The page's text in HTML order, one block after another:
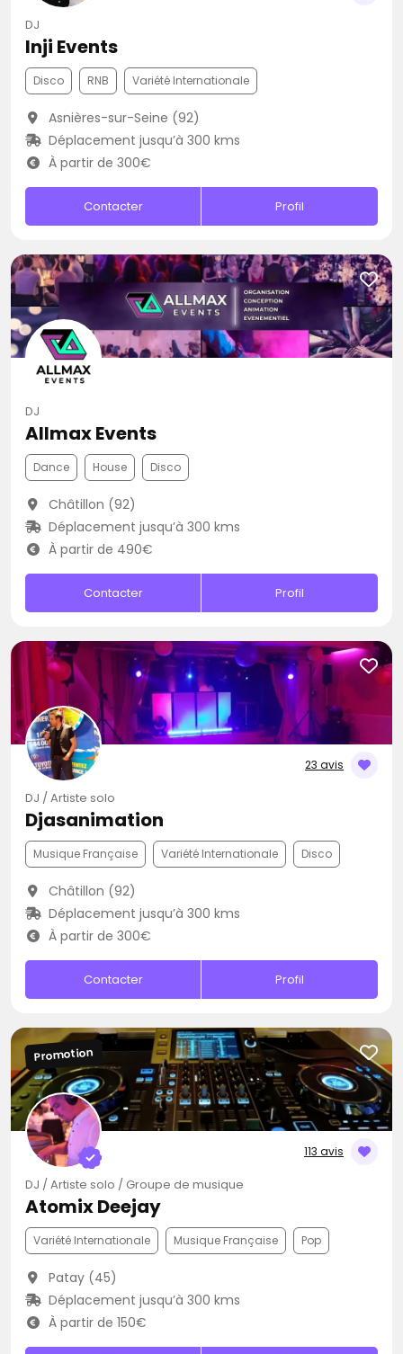
DJ
Inji Events
Disco RNB Variété Internationale
Asnières-sur-Seine (92)
Déplacement jusqu’à 300 kms
À partir de 300€
Contacter Profil
DJ
Allmax Events
Dance House Disco
Châtillon (92)
Déplacement jusqu’à 300 kms
À partir de 490€
Contacter Profil
23 avis
DJ / Artiste solo
Djasanimation
Musique Française Variété Internationale Disco
Châtillon (92)
Déplacement jusqu’à 300 kms
À partir de 300€
Contacter Profil
113 avis
Promotion
DJ / Artiste solo / Groupe de musique
Atomix Deejay
Variété Internationale Musique Française Pop
Patay (45)
Déplacement jusqu’à 300 kms
À partir de 150€